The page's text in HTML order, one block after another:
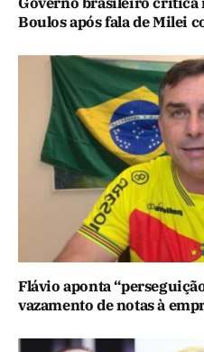
Boulos após fala de Milei
Flávio aponta
vazamento de notas à